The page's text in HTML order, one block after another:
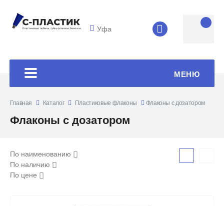
Уфа 8 (4852) 33-
МЕНЮ
Главная Каталог Пластиковые флаконы Флаконы с дозатором
Флаконы с дозатором
По наименованию
По наличию
По цене